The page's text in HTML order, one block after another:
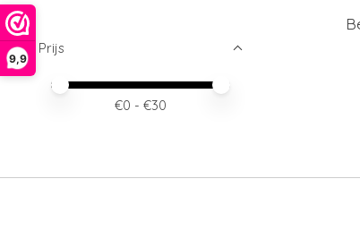
9,9
Prijs
Minimale prijswaarde
Price maximum value
€0 - €30